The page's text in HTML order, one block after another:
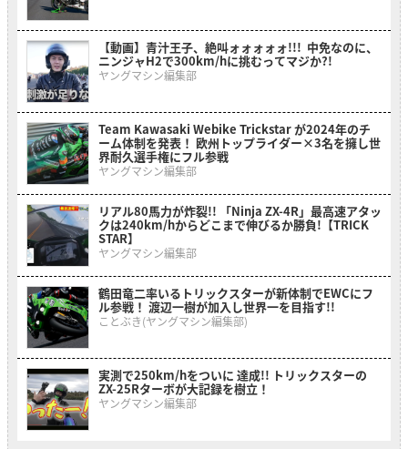
【動画】青汁王子、絶叫ォォォォォ!!! 中免なのに、
ニンジャH2で300km/hに挑むってマジか?!
ヤングマシン編集部
Team Kawasaki Webike Trickstar が2024年のチ
ーム体制を発表！ 欧州トップライダー×3名を擁し世
界耐久選手権にフル参戦
ヤングマシン編集部
リアル80馬力が炸裂!! 「Ninja ZX-4R」最高速アタッ
クは240km/hからどこまで伸びるか勝負!【TRICK
STAR】
ヤングマシン編集部
鶴田竜二率いるトリックスターが新体制でEWCにフ
ル参戦！ 渡辺一樹が加入し世界一を目指す!!
ことぶき(ヤングマシン編集部)
実測で250km/hをついに 達成!! トリックスターの
ZX-25Rターボが大記録を樹立！
ヤングマシン編集部